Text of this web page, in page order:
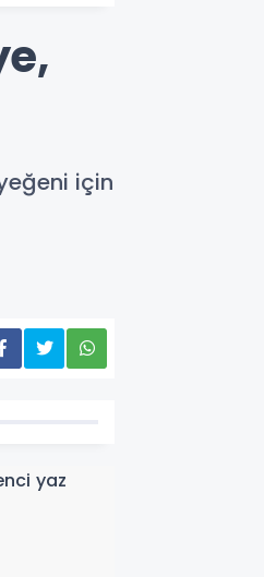
için